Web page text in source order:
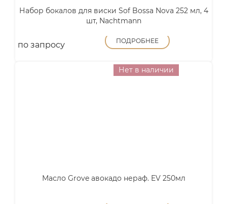
Набор бокалов для виски Sof Bossa Nova 252 мл, 4
шт, Nachtmann
по запросу ПОДРОБНЕЕ
Нет в наличии
Масло Grove авокадо нераф. EV 250мл